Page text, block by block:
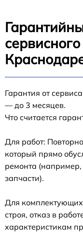
Гарантия от
— до 3 месяцев.
Что считается
Для работ:
который прямо
ремонта
запчасти).
Для
строя, отказ в
характеристикам